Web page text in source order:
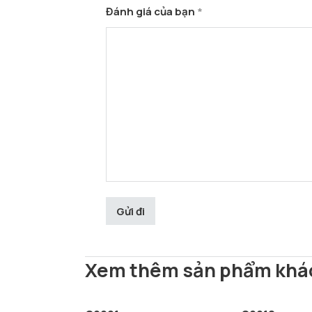
Đánh giá của bạn *
Xem thêm sản phẩm